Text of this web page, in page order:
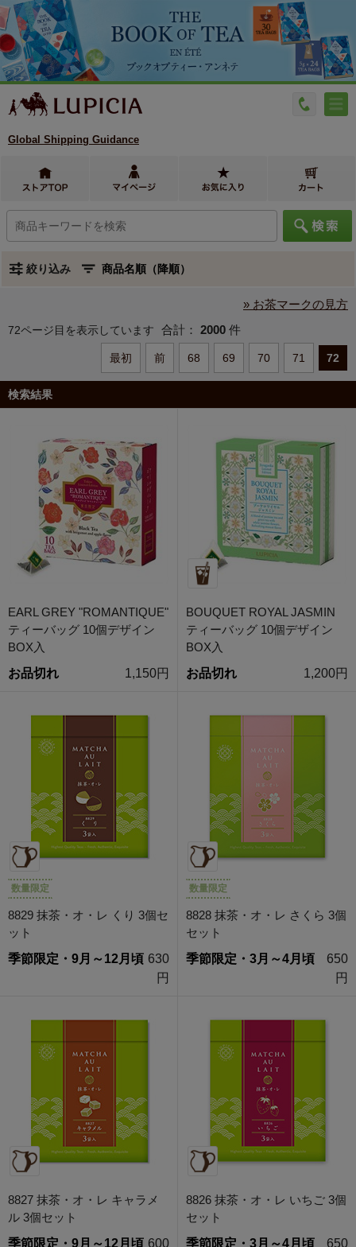
Global Shipping Guidance
絞り込み
» お茶マークの見方
72ページ目を表示しています 合計： 2000 件
最初 前 68 69 70 71 72
検索結果
EARL GREY "ROMANTIQUE"
ティーバッグ 10個デザイン
BOX入
お品切れ
1,150円
BOUQUET ROYAL JASMIN
ティーバッグ 10個デザイン
BOX入
お品切れ
1,200円
数量限定
8829 抹茶・オ・レ くり 3個セ
ット
季節限定・9月～12月頃 630
円
数量限定
8828 抹茶・オ・レ さくら 3個
セット
季節限定・3月～4月頃
650
円
8827 抹茶・オ・レ キャラメ
ル 3個セット
季節限定・9月～12月頃 600
8826 抹茶・オ・レ いちご 3個
セット
季節限定・3月～4月頃
650